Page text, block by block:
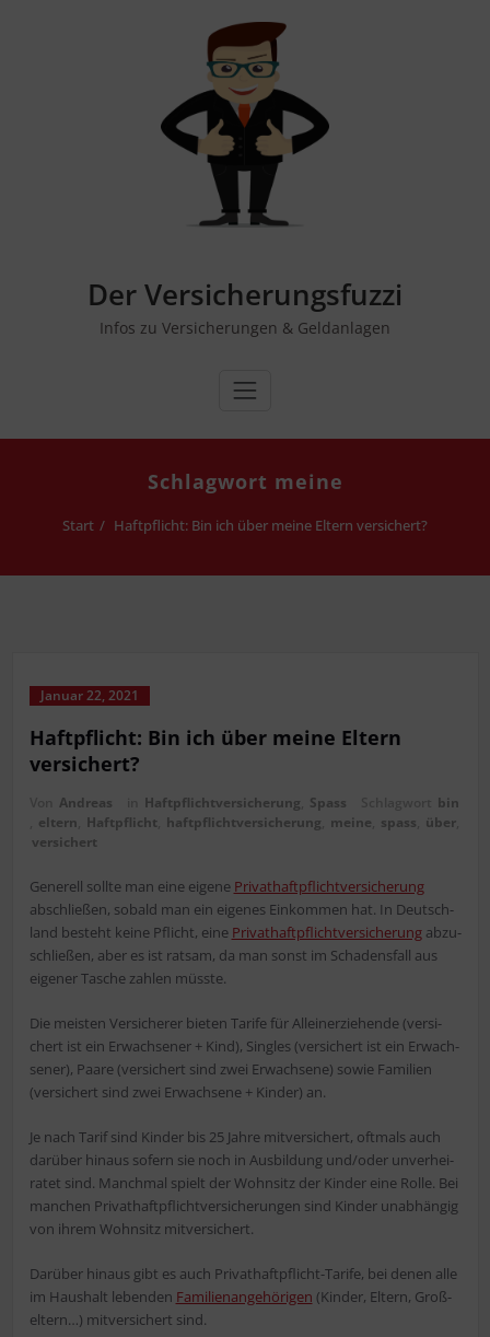
Der Versicherungsfuzzi
Infos zu Versicherungen & Geldanlagen
Schlagwort mei­ne
Start Haft­pflicht: Bin ich über mei­ne Eltern versichert?
Januar 22, 2021
Haft­pflicht: Bin ich über mei­ne Eltern
versichert?
Andreas Haftpflichtversicherung Spass
bin
eltern Haftpflicht haftpflichtversicherung mei­ne spass über,
versichert
Gene­rell soll­te man eine eige­ne Pri­vat­haft­pflicht­ver­si­che­rung
abschlie­ßen, sobald man ein eige­nes Ein­kom­men hat. In Deutsch­
land besteht kei­ne Pflicht, eine Pri­vat­haft­pflicht­ver­si­che­rungabzu­
schlie­ßen, aber es ist rat­sam, da man sonst im Scha­dens­fall aus
eige­ner Tasche zah­len müsste.
Die meis­ten Ver­si­che­rer bie­ten Tari­fe für Allein­er­zie­hen­de (ver­si­
chert ist ein Erwach­se­ner + Kind), Sin­gles (ver­si­chert ist ein Erwach­
se­ner), Paa­re (ver­si­chert sind zwei Erwach­se­ne) sowie Fami­li­en
(ver­si­chert sind zwei Erwach­se­ne + Kin­der) an.
Je nach Tarif sind Kin­der bis 25 Jah­re mit­ver­si­chert, oft­mals auch
dar­über hin­aus sofern sie noch in Aus­bil­dung und/oder unver­hei­
ra­tet sind. Manch­mal spielt der Wohn­sitz der Kin­der eine Rol­le. Bei
man­chen Pri­vat­haft­pflicht­ver­si­che­run­gen sind Kin­der unab­hän­gig
von ihrem Wohn­sitz mitversichert.
Dar­über hin­aus gibt es auch Pri­vat­haft­pflicht-Tari­fe, bei denen alle
im Haus­halt leben­den Fami­li­en­an­ge­hö­ri­gen (Kin­der, Eltern, Groß­
el­tern…) mit­ver­si­chert sind.